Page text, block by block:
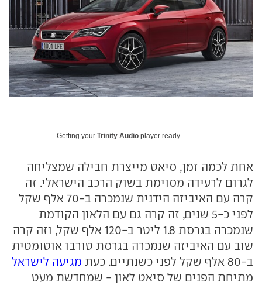
Getting your Trinity Audio player ready...
אחת לכמה זמן, סיאט מייצרת חבילה שמצליחה
לגרום לרעידה מסוימת בשוק הרכב הישראלי. זה
קרה עם האיביזה הידנית שנמכרה ב-70 אלף שקל
לפני כ-5 שנים, זה קרה גם עם הלאון הקודמת
שנמכרה בגרסת 1.8 ליטר ב-120 אלף שקל, וזה קרה
שוב עם האיביזה שנמכרה בגרסת טורבו אוטומטית
ב-80 אלף שקל לפני כשנתיים. כעת
מגיעה לישראל
מתיחת הפנים של סיאט לאון - שמחדשת מעט